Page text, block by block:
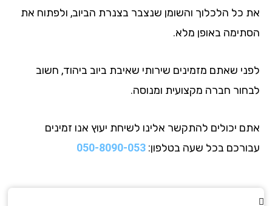
כל הלכלוך והשומן שנצבר בצנרת הביוב, ולפתוח את
באופן מלא.
שאתם מזמינים שירותי שאיבת ביוב ביהוד, חשוב
חברה מקצועית ומנוסה.
יכולים להתקשר אלינו לשיחת יעוץ אנו זמינים
בכל שעה בטלפון:050-8090-053